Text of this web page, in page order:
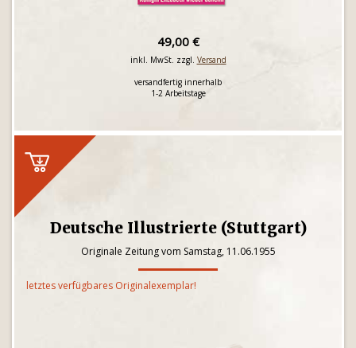
49,00 €
inkl. MwSt. zzgl. Versand
versandfertig innerhalb
1-2 Arbeitstage
Deutsche Illustrierte (Stuttgart)
Originale Zeitung vom Samstag, 11.06.1955
letztes verfügbares Originalexemplar!